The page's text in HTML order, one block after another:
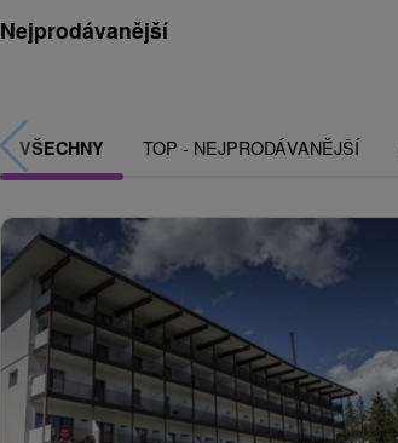
Nejprodávanější
VŠECHNY TOP - NEJPRODÁVANĚJŠÍ